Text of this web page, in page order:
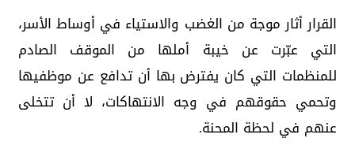
القرار أثار موجة من الغضب والاستياء في أوساط الأسر،
التي عبّرت عن خيبة أملها من الموقف الصادم
للمنظمات التي كان يفترض بها أن تدافع عن موظفيها
وتحمي حقوقهم في وجه الانتهاكات، لا أن تتخلى
عنهم في لحظة المحنة.